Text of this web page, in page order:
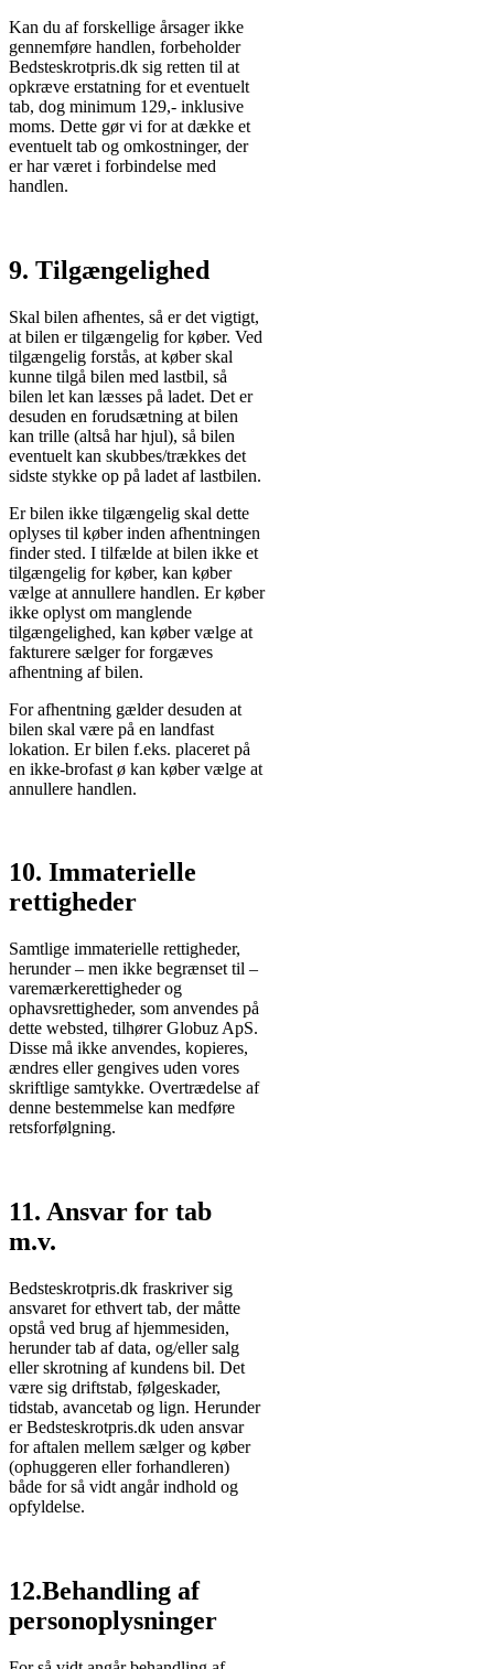
Kan du af forskellige årsager ikke
gennemføre handlen, forbeholder
Bedsteskrotpris.dk sig retten til at
opkræve erstatning for et eventuelt
tab, dog minimum 129,- inklusive
moms. Dette gør vi for at dække et
eventuelt tab og omkostninger, der
er har været i forbindelse med
handlen.
9. Tilgængelighed
Skal bilen afhentes, så er det vigtigt,
at bilen er tilgængelig for køber. Ved
tilgængelig forstås, at køber skal
kunne tilgå bilen med lastbil, så
bilen let kan læsses på ladet. Det er
desuden en forudsætning at bilen
kan trille (altså har hjul), så bilen
eventuelt kan skubbes/trækkes det
sidste stykke op på ladet af lastbilen.
Er bilen ikke tilgængelig skal dette
oplyses til køber inden afhentningen
finder sted. I tilfælde at bilen ikke et
tilgængelig for køber, kan køber
vælge at annullere handlen. Er køber
ikke oplyst om manglende
tilgængelighed, kan køber vælge at
fakturere sælger for forgæves
afhentning af bilen.
For afhentning gælder desuden at
bilen skal være på en landfast
lokation. Er bilen f.eks. placeret på
en ikke-brofast ø kan køber vælge at
annullere handlen.
10. Immaterielle
rettigheder
Samtlige immaterielle rettigheder,
herunder – men ikke begrænset til –
varemærkerettigheder og
ophavsrettigheder, som anvendes på
dette websted, tilhører Globuz ApS.
Disse må ikke anvendes, kopieres,
ændres eller gengives uden vores
skriftlige samtykke. Overtrædelse af
denne bestemmelse kan medføre
retsforfølgning.
11. Ansvar for tab
m.v.
Bedsteskrotpris.dk fraskriver sig
ansvaret for ethvert tab, der måtte
opstå ved brug af hjemmesiden,
herunder tab af data, og/eller salg
eller skrotning af kundens bil. Det
være sig driftstab, følgeskader,
tidstab, avancetab og lign. Herunder
er Bedsteskrotpris.dk uden ansvar
for aftalen mellem sælger og køber
(ophuggeren eller forhandleren)
både for så vidt angår indhold og
opfyldelse.
12.Behandling af
personoplysninger